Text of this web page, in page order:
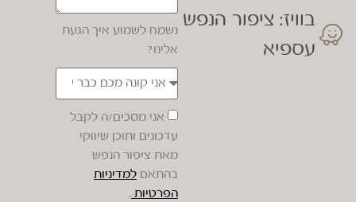
בוויז: ציפור הנפש
עספיא
נשמח לשמוע איך הגעת
אלינו?
אני מסכים/ה לקבל
עדכונים ותוכן שיווקי
מאת ציפור הנפש
בהתאם למדיניות
הפרטיות .